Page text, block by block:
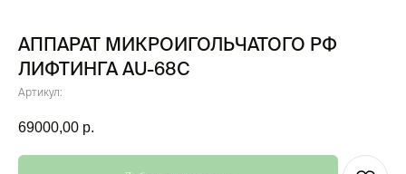
АППАРАТ МИКРОИГОЛЬЧАТОГО РФ
ЛИФТИНГА AU-68C
Артикул:
69000,00 р.